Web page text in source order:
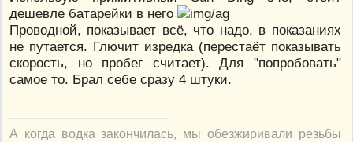
дешевле батарейки в него
Проводной, показывает всё, что надо, в показаниях
не путается. Глючит изредка (перестаёт показывать
скорость, но пробег считает). Для "попробовать"
самое то. Брал себе сразу 4 штуки.
А когда водка закончилась, мы обезжиривали резьбы